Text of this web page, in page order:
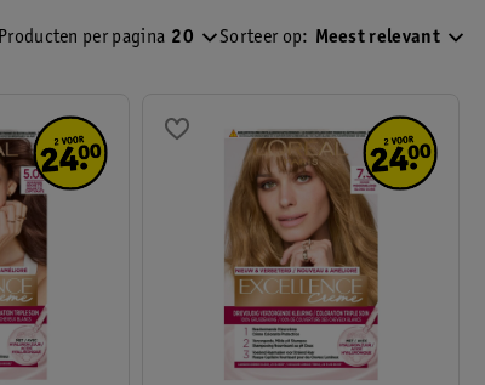
Producten per pagina 20 Sorteer op: Meest relevant